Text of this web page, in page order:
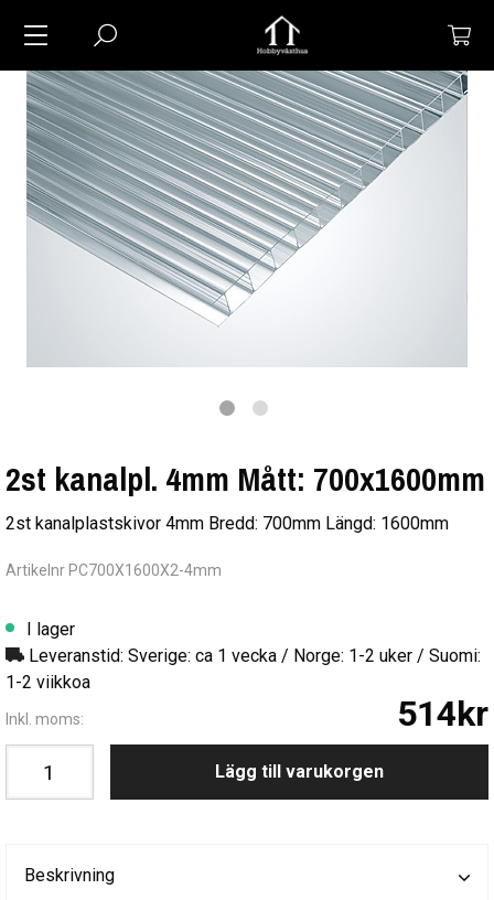
2st kanalpl. 4mm Mått: 700x1600mm
2st kanalplastskivor 4mm Bredd: 700mm Längd: 1600mm
Artikelnr PC700X1600X2-4mm
I lager
Leveranstid: Sverige: ca 1 vecka / Norge: 1-2 uker / Suomi:
1-2 viikkoa
Inkl. moms: 514kr
Lägg till varukorgen
Beskrivning